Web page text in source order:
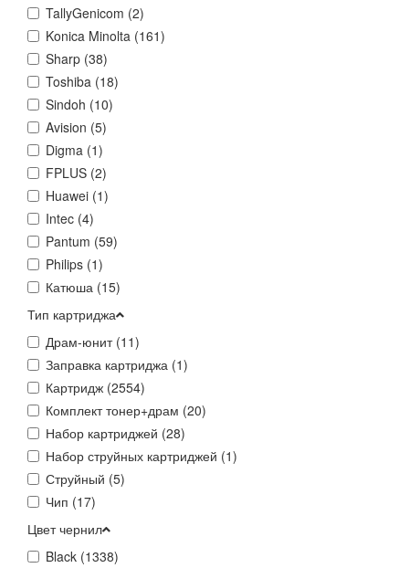
TallyGenicom (2)
Konica Minolta (161)
Sharp (38)
Toshiba (18)
Sindoh (10)
Avision (5)
Digma (1)
FPLUS (2)
Huawei (1)
Intec (4)
Pantum (59)
Philips (1)
Катюша (15)
Тип картриджа
Драм-юнит (11)
Заправка картриджа (1)
Картридж (2554)
Комплект тонер+драм (20)
Набор картриджей (28)
Набор струйных картриджей (1)
Струйный (5)
Чип (17)
Цвет чернил
Black (1338)